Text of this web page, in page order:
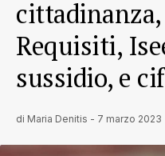
cittadinanza,
Requisiti,
sussidio, e
di Maria Denitis - 7 marzo 2023